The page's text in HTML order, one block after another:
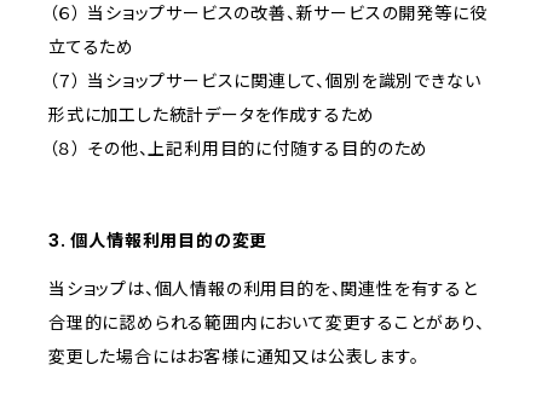
（６） 当ショップサービスの改善、新サービスの開発等に役
立てるため
（７） 当ショップサービスに関連して、個別を識別できない
形式に加工した統計データを作成するため
（８） その他、上記利用目的に付随する目的のため
3. 個人情報利用目的の変更
当ショップは、個人情報の利用目的を、関連性を有すると
合理的に認められる範囲内において変更することがあり、
変更した場合にはお客様に通知又は公表します。